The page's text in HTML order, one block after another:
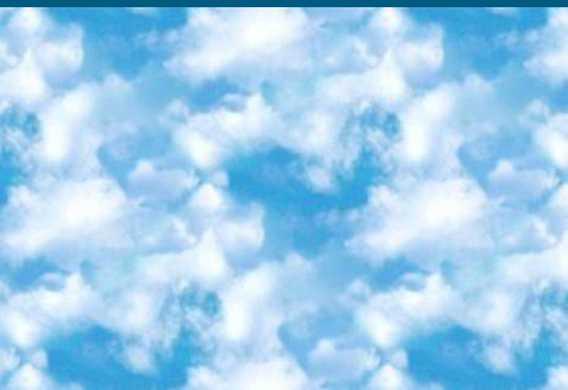
и робототехника», «Информационные технологии» и «Биотехнологии». Курсы состоят из видеолекций, интерактивных демонстраций и заданий. 5. «КиберЛенинка» Электронная научная библиотека открытого доступа. Каталог площадки регулярно обрастает текстами статей из различных научных изданий. Сгруппированные по журналам и рубрикам публикации можно читать онлайн или скачивать целиком в PDF-формате. Проект нацелен на популяризацию науки за счёт открытого доступа к качественной информации. 6. «ПостНаука» На этом ресурсе публикуют подборки видеолекций, составленные экспертами из разных отраслей и объединённые общими темами. Среди них, к примеру, есть серии «Биоинформатика и геномика», «Культура средневековой Скандинавии» и Cinema Studies о теории кино. Каждая подборка лекций — логически связанная история, рассказанная экспертом от первого лица. Кроме того, на сайте появляются научно-образовательные статьи и тесты на разные темы. 7. «Newочём» Команда проекта «Newочём» отбирает самые интересные тексты из англоязычных СМИ и переводит те из них, за которые голосуют участники сообщества «ВКонтакте». По большей части это научно-популярные статьи. Редакторы придумывают лишь заголовки, в остальном содержание переводов соответствует оригиналам. Полные тексты можно читать прямо в социальной сети. 8. InternetUrok Онлайн-база материалов по основным дисциплинам школьной программы. Информация на сайте структурирована по классам, предметам и темам (урокам). Каждый урок состоит из видеолекций и конспектов. Есть также интерактивные тренажёры и тесты для закрепления пройденного материала. Даже если вы давно окончили школу, возможность повторить программу старших классов всегда может пригодиться. 9. Edutainme Ещё один ресурс об образовании. В отличие от Newtonew, как мне кажется, Edutainme больше ориентируется на представителей индустрии: педагогов, предпринимателей, разработчиков образовательных проектов. Но и любой, кто просто стремится к саморазвитию, найдёт на сайте много полезного и интересного для себя. Например, информацию о новых курсах и образовательных сервисах. 10. Newtonew Онлайн-медиа об образовании и обучении в широком смысле. Авторы Newtonew пишут об инструментах, заведениях, тактиках и стратегиях, которые помогают учить других и получать новые знания самостоятельно. На этой площадке вы найдёте новости, обзоры, аналитические мат